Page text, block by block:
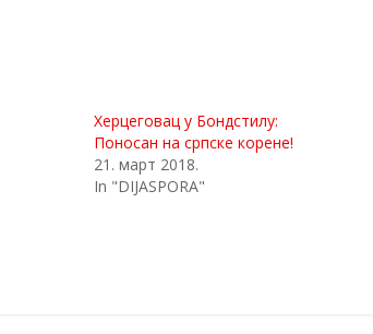
Херцеговац у Бондстилу:
Поносан на српске корене!
21. март 2018.
In "DIJASPORA"